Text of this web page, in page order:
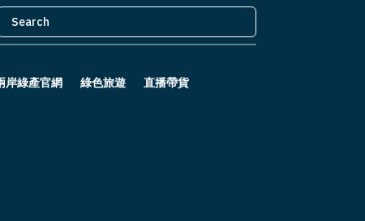
岸綠產官網 綠色旅遊 直播帶貨